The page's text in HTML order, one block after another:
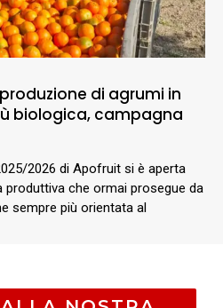
di agrumi in
biologica, campagna
2026 di Apofruit si è aperta
produttiva che ormai prosegue da
sempre più orientata al